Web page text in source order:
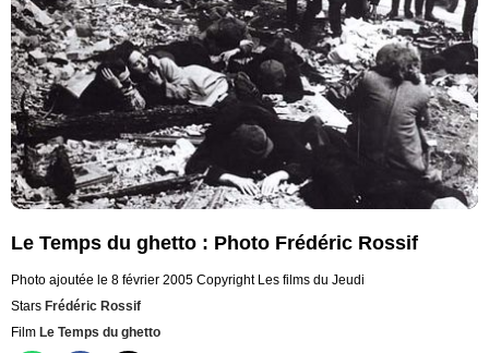
Le Temps du ghetto : Photo Frédéric Rossif
Photo ajoutée le 8 février 2005 Copyright Les films du Jeudi
Stars Frédéric Rossif
Film Le Temps du ghetto